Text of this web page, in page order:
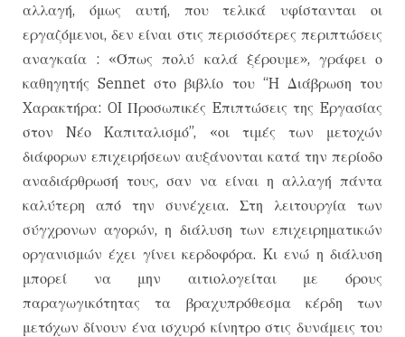
αλλαγή, όμως αυτή, που τελικά υφίστανται οι
εργαζόμενοι, δεν είναι στις περισσότερες περιπτώσεις
αναγκαία : «Όπως πολύ καλά ξέρουμε», γράφει ο
καθηγητής Sennet στο βιβλίο του “H Διάβρωση του
Xαρακτήρα: OI Προσωπικές Eπιπτώσεις της Eργασίας
στον Nέο Kαπιταλισμό”, «οι τιμές των μετοχών
διάφορων επιχειρήσεων αυξάνονται κατά την περίοδο
αναδιάρθρωσή τους, σαν να είναι η αλλαγή πάντα
καλύτερη από την συνέχεια. Στη λειτουργία των
σύγχρονων αγορών, η διάλυση των επιχειρηματικών
οργανισμών έχει γίνει κερδοφόρα. Kι ενώ η διάλυση
μπορεί να μην αιτιολογείται με όρους
παραγωγικότητας τα βραχυπρόθεσμα κέρδη των
μετόχων δίνουν ένα ισχυρό κίνητρο στις δυνάμεις του